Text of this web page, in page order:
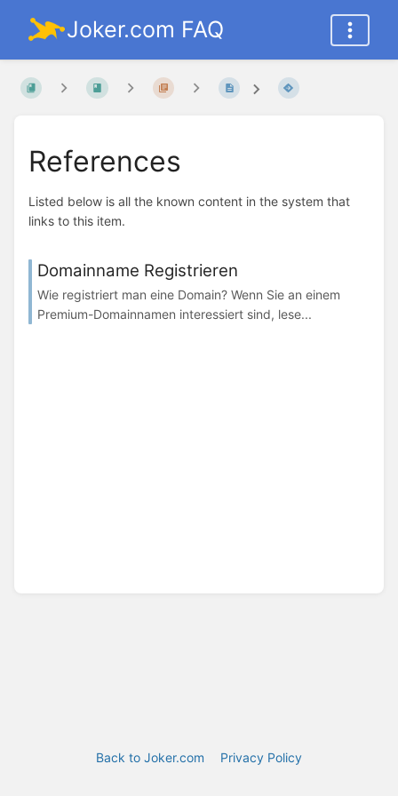
Joker.com FAQ
References
Listed below is all the known content in the system that
links to this item.
Domainname Registrieren
Wie registriert man eine Domain? Wenn Sie an einem
Premium-Domainnamen interessiert sind, lese...
Back to Joker.com Privacy Policy